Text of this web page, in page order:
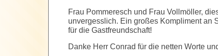
Frau Pommeresch und Frau Vollmöller,
unvergesslich. Ein großes Kompliment an
für die Gastfreundschaft!
Danke Herr Conrad für die netten Worte